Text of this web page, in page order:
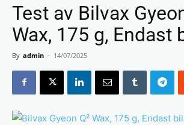
Test av Bilvax
Wax, 175 g, Endast
By admin - 14/07/2025